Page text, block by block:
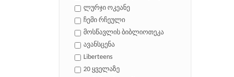
ლურჯი ოკეანე
ჩემი რჩეული
მოსწავლის ბიბლიოთეკა
ავანსცენა
Liberteens
20 ყველაზე